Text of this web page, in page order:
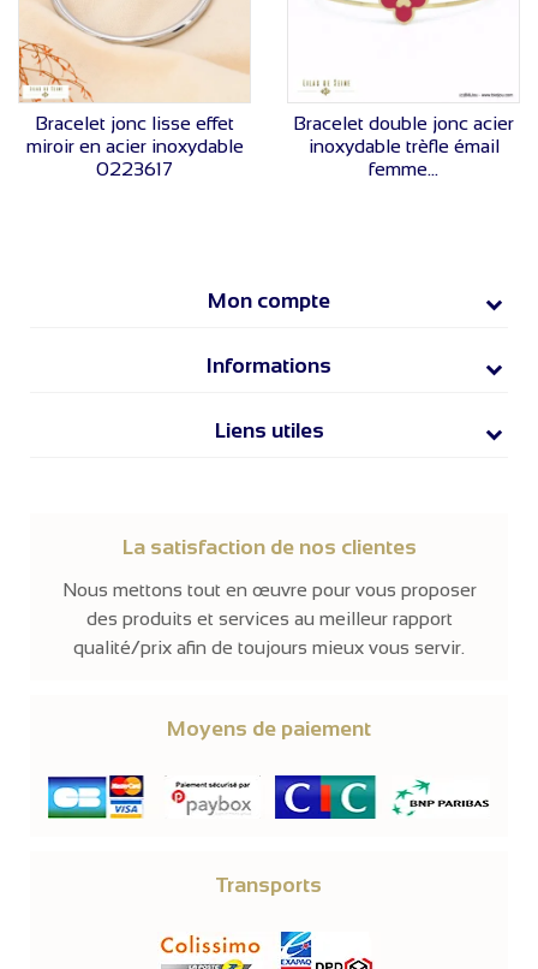
VOIR LE PRIX
Bracelet jonc lisse effet
miroir en acier inoxydable
0223617
VOIR LE PRIX
Bracelet double jonc acier
inoxydable trèfle émail
femme...
Mon compte
Informations
Liens utiles
La satisfaction de nos clientes
Nous mettons tout en œuvre pour vous proposer
des produits et services au meilleur rapport
qualité/prix afin de toujours mieux vous servir.
Moyens de paiement
Transports